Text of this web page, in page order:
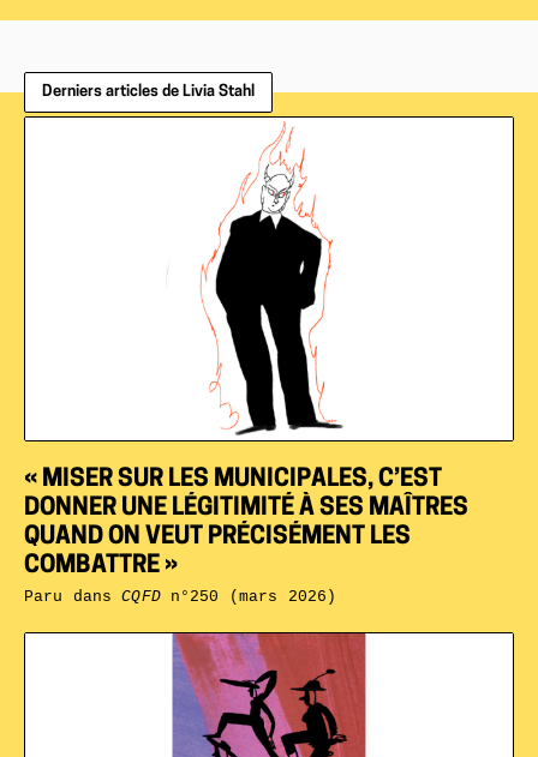
Derniers articles de Livia Stahl
« MISER SUR LES MUNICIPALES, C’EST
DONNER UNE LÉGITIMITÉ À SES MAÎTRES
QUAND ON VEUT PRÉCISÉMENT LES
COMBATTRE »
Paru dansCQFDn°250 (mars 2026)